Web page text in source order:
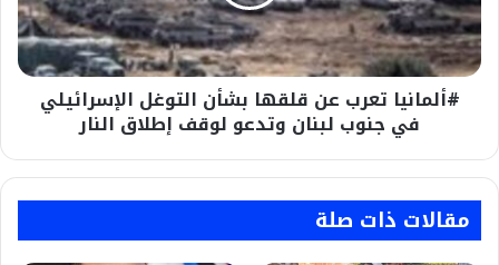
الإسرائيلي
في
جنوب
لبنان
إطلاق
#ألمانيا تعرب عن قلقها بشأن التوغل الإسرائيلي
في جنوب لبنان وتدعو لوقف إطلاق النار
مقالات ذات صلة